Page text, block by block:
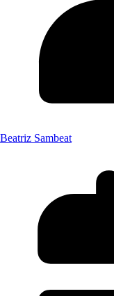
Beatriz Sambeat